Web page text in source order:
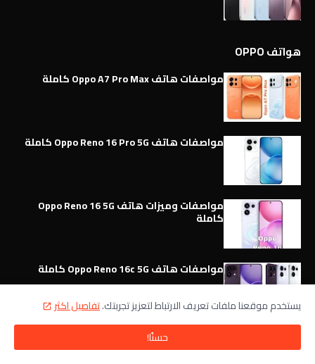
هواتف OPPO
مواصفات هاتف Oppo A7 Pro Max كاملة
مواصفات هاتف Oppo Reno 16 Pro 5G كاملة
مواصفات وميزات هاتف Oppo Reno 16 5G
كاملة
مواصفات هاتف Oppo Reno 16c 5G كاملة
يستخدم موقعنا ملفات تعريف الارتباط لتعزيز تجربتك.تفاصيل اكثر
حسنًا!